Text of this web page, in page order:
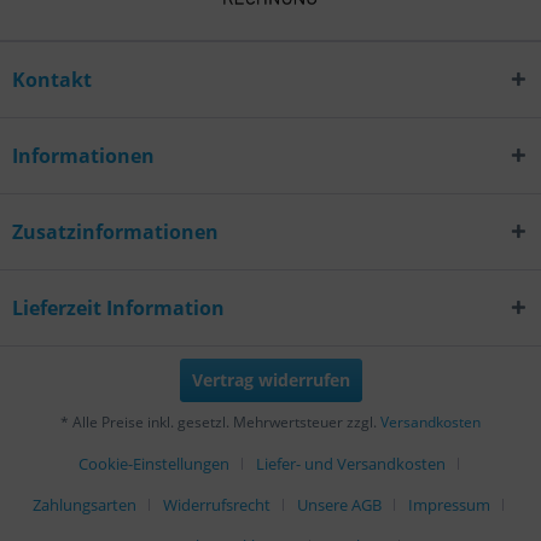
Kontakt
Informationen
Zusatzinformationen
Lieferzeit Information
Vertrag widerrufen
* Alle Preise inkl. gesetzl. Mehrwertsteuer zzgl. Versandkosten
Cookie-Einstellungen
Liefer- und Versandkosten
Zahlungsarten
Widerrufsrecht Unsere AGB
Impressum